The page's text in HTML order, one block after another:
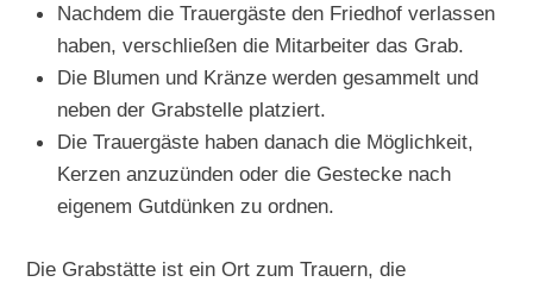
Nachdem die Trauergäste den Friedhof verlassen
haben, verschließen die Mitarbeiter das Grab.
Die Blumen und Kränze werden gesammelt und
neben der Grabstelle platziert.
Die Trauergäste haben danach die Möglichkeit,
Kerzen anzuzünden oder die Gestecke nach
eigenem Gutdünken zu ordnen.
Die Grabstätte ist ein Ort zum Trauern, die